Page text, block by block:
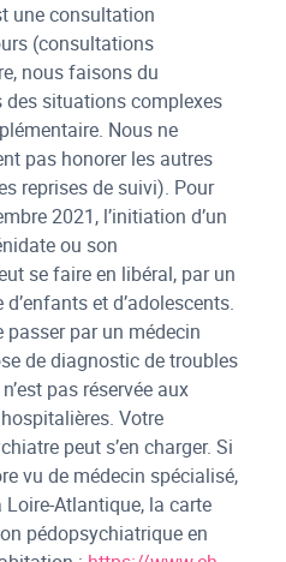
une consultation
(consultations
nous faisons du
situations complexes
Nous ne
pas honorer les autres
reprises de suivi). Pour
2021, l’initiation d’un
ou son
se faire en libéral, par un
et d’adolescents.
passer par un médecin
de diagnostic de troubles
pas réservée aux
Votre
peut s’en charger. Si
vu de médecin spécialisé,
Atlantique, la carte
pédopsychiatrique en